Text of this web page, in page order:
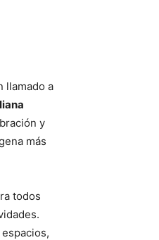
llamado a
y
más
todos